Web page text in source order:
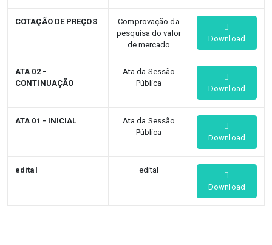
COTAÇÃO DE PREÇOS
Comprovação da
pesquisa do valor
de mercado
Download
ATA 02 -
CONTINUAÇÃO
Ata da Sessão
Pública
Download
ATA 01 - INICIAL
Ata da Sessão
Pública
Download
edital
edital
Download